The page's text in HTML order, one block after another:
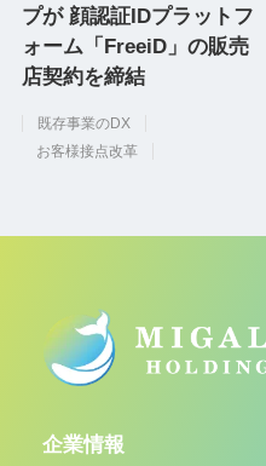
プが 顔認証IDプラットフ
ォーム「FreeiD」の販売
店契約を締結
既存事業のDX
お客様接点改革
企業情報